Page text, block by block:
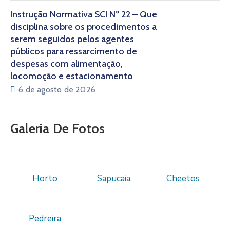
Instrução Normativa SCI Nº 22 – Que
disciplina sobre os procedimentos a
serem seguidos pelos agentes
públicos para ressarcimento de
despesas com alimentação,
locomoção e estacionamento
6 de agosto de 2026
Galeria De Fotos
Horto Sapucaia Cheetos
Pedreira